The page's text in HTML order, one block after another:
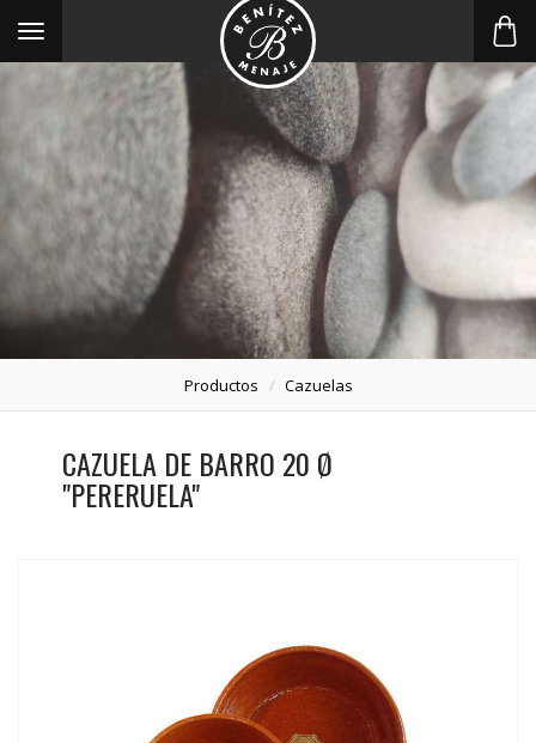
Toggle
navigation
Productos Cazuelas
CAZUELA DE BARRO 20 Ø
"PERERUELA"